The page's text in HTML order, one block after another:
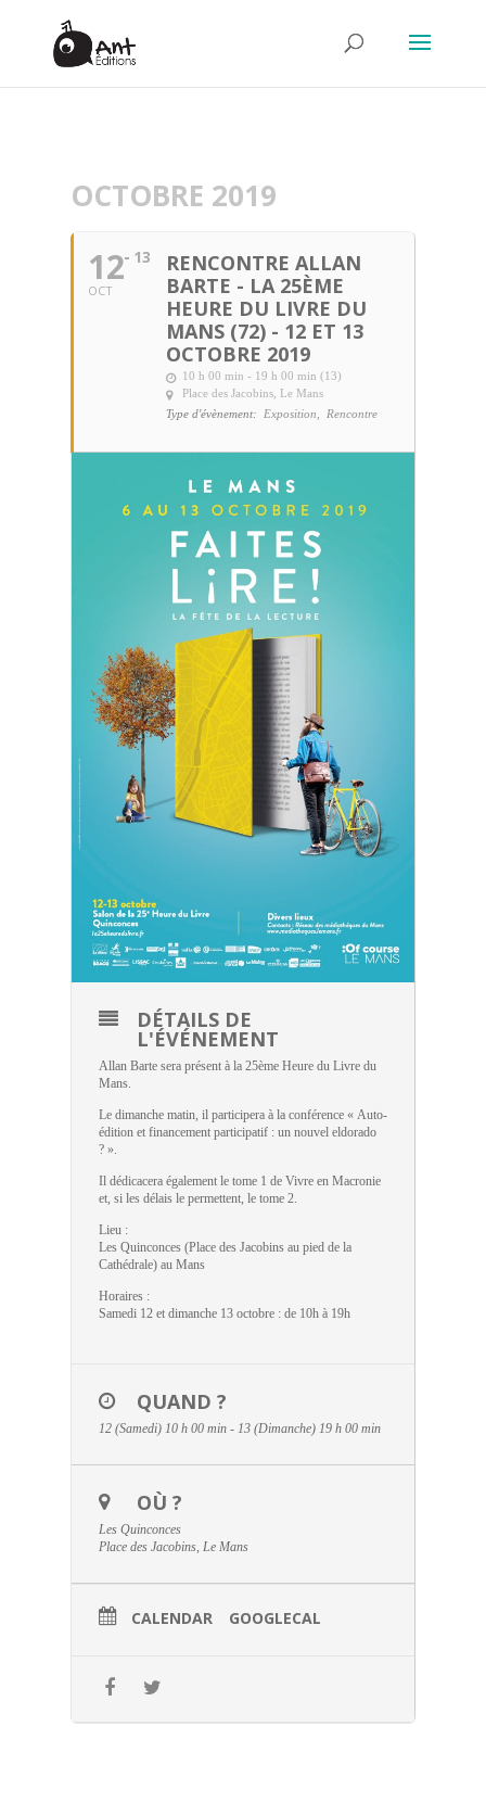
OCTOBRE 2019
12
OCT
13
RENCONTRE ALLAN
BARTE - LA 25ÈME
HEURE DU LIVRE DU
MANS (72) - 12 ET 13
OCTOBRE 2019
10 h 00 min - 19 h 00 min (13)
Place des Jacobins, Le Mans
Type d'évènement:
Exposition, Rencontre
DÉTAILS DE
L'ÉVÉNEMENT
Allan Barte sera présent à la 25ème Heure du Livre du
Mans.
Le dimanche matin, il participera à la conférence « Auto-
édition et financement participatif : un nouvel eldorado
? ».
Il dédicacera également le tome 1 de Vivre en Macronie
et, si les délais le permettent, le tome 2.
Lieu :
Les Quinconces (Place des Jacobins au pied de la
Cathédrale) au Mans
Horaires :
Samedi 12 et dimanche 13 octobre : de 10h à 19h
QUAND ?
12 (Samedi) 10 h 00 min - 13 (Dimanche) 19 h 00 min
OÙ ?
Les Quinconces
Place des Jacobins, Le Mans
CALENDAR GOOGLECAL